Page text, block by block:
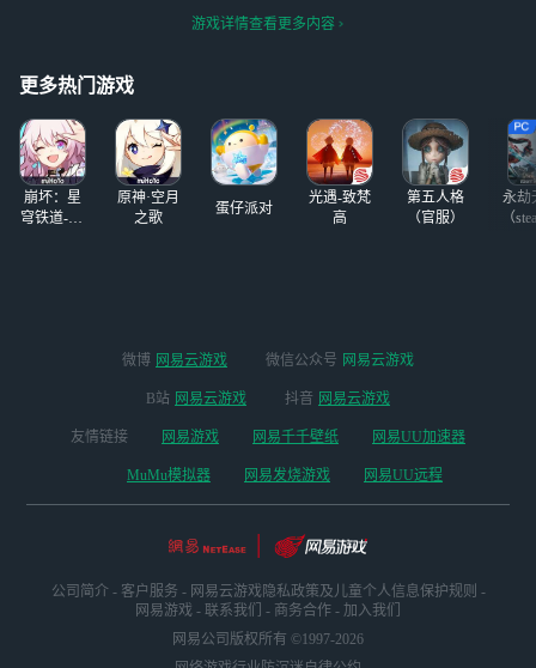
痨聊天，不冷场，
给老板平淡的生活
元一小时，25元三
元 ·可存单·可预约
·多点多优惠喵·
（活跃时
册的开发者账号，我甚至不
游戏详情查看更多内容
更多热门游戏
崩坏：星
穹铁道-4.4
原神·空月
之歌
蛋仔派对
光遇-致梵
高
第五人格
（官服）
永劫
（
微博 网易云游戏 微信公众号 网易云游戏
B站 网易云游戏 抖音 网易云游戏
友情链接 网易游戏 网易千千壁纸 网易UU加速器
MuMu模拟器 网易发烧游戏 网易UU远程
公司简介 - 客户服务 - 网易云游戏隐私政策及儿童个人信息保护规则 -
网易游戏 - 联系我们 - 商务合作 - 加入我们
网易公司版权所有 ©1997-2026